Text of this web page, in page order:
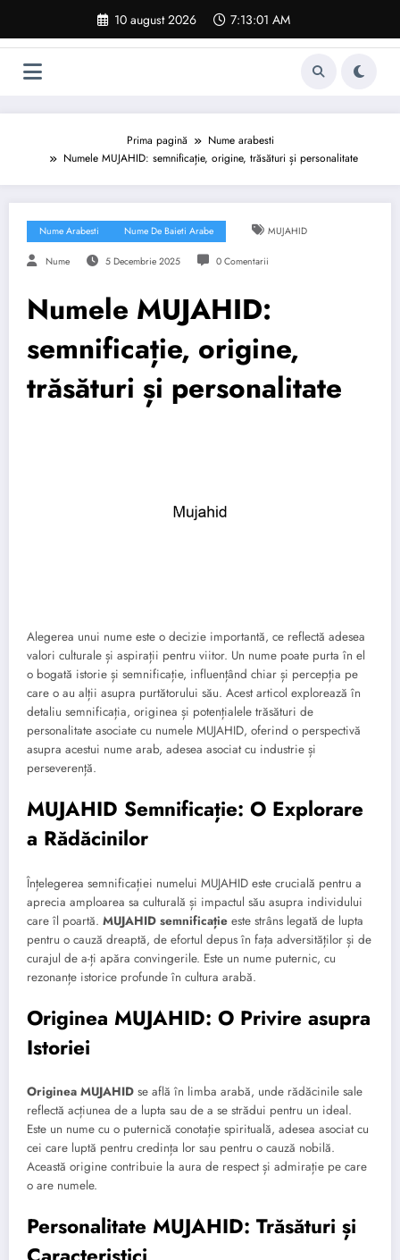
conținut
10 august 2026 7:13:02 AM
Prima pagină
Nume arabesti
Numele MUJAHID: semnificație, origine, trăsături și personalitate
Nume Arabesti Nume De Baieti Arabe MUJAHID
Nume 5 Decembrie 2025 0 Comentarii
Numele MUJAHID:
semnificație, origine,
trăsături și personalitate
Alegerea unui nume este o decizie importantă, ce reflectă adesea
valori culturale și aspirații pentru viitor. Un nume poate purta în el
o bogată istorie și semnificație, influențând chiar și percepția pe
care o au alții asupra purtătorului său. Acest articol explorează în
detaliu semnificația, originea și potențialele trăsături de
personalitate asociate cu numele MUJAHID, oferind o perspectivă
asupra acestui nume arab, adesea asociat cu industrie și
perseverență.
MUJAHID Semnificație: O Explorare
a Rădăcinilor
Înțelegerea semnificației numelui MUJAHID este crucială pentru a
aprecia amploarea sa culturală și impactul său asupra individului
care îl poartă. MUJAHID semnificație este strâns legată de lupta
pentru o cauză dreaptă, de efortul depus în fața adversităților și de
curajul de a-ți apăra convingerile. Este un nume puternic, cu
rezonanțe istorice profunde în cultura arabă.
Originea MUJAHID: O Privire asupra
Istoriei
Originea MUJAHID se află în limba arabă, unde rădăcinile sale
reflectă acțiunea de a lupta sau de a se strădui pentru un ideal.
Este un nume cu o puternică conotație spirituală, adesea asociat cu
cei care luptă pentru credința lor sau pentru o cauză nobilă.
Această origine contribuie la aura de respect și admirație pe care
o are numele.
Personalitate MUJAHID: Trăsături și